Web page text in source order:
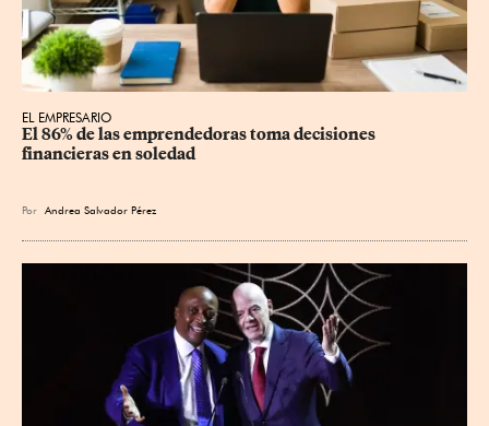
EL EMPRESARIO
El 86% de las emprendedoras toma decisiones
financieras en soledad
Por Andrea Salvador Pérez